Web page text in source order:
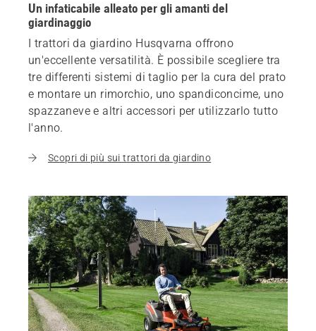
Un infaticabile alleato per gli amanti del
giardinaggio
I trattori da giardino Husqvarna offrono
un'eccellente versatilità. È possibile scegliere tra
tre differenti sistemi di taglio per la cura del prato
e montare un rimorchio, uno spandiconcime, uno
spazzaneve e altri accessori per utilizzarlo tutto
l'anno.
Scopri di più sui trattori da giardino